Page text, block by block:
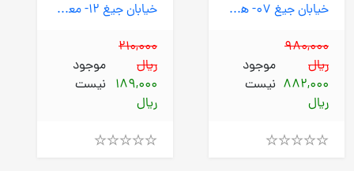
خیابان جیغ 12- معمای بچه ی عوضی (پیدایش) پالتویی شومیز
210,000
ریال
189,000
ریال
موجود
نیست
خیابان جیغ 07- هجوم معمولی ها (پیدایش) پالتویی شومیز
980,000
ریال
882,000
ریال
موجود
نیست